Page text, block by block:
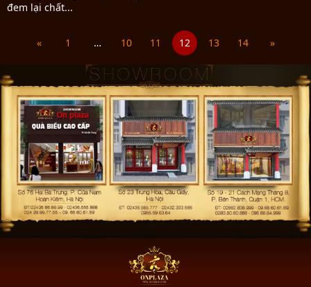
đem lại chất...
« 1 … 10 11 12 13 14 »